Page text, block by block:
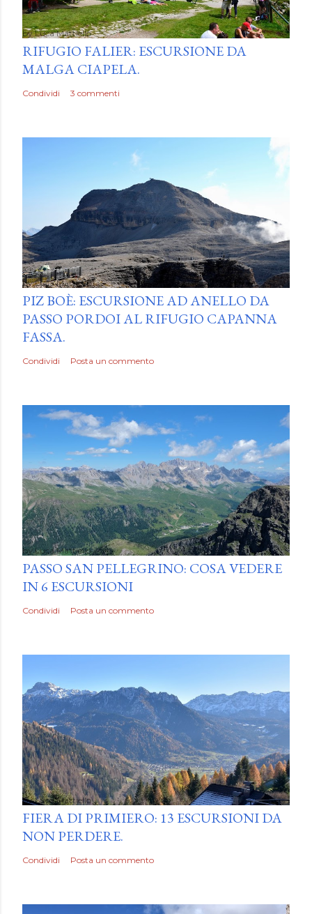
byLuca Mattiello
RIFUGIO FALIER: ESCURSIONE DA
MALGA CIAPELA.
Condividi 3 commenti
byLuca Mattiello
PIZ BOÈ: ESCURSIONE AD ANELLO DA
PASSO PORDOI AL RIFUGIO CAPANNA
FASSA.
Condividi Posta un commento
byLuca Mattiello
PASSO SAN PELLEGRINO: COSA VEDERE
IN 6 ESCURSIONI
Condividi Posta un commento
byLuca Mattiello
FIERA DI PRIMIERO: 13 ESCURSIONI DA
NON PERDERE.
Condividi Posta un commento